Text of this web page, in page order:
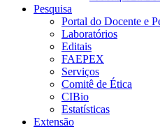
Pesquisa
Portal do Docente e
Laboratórios
Editais
FAEPEX
Serviços
Comitê de Ética
CIBio
Estatísticas
Extensão